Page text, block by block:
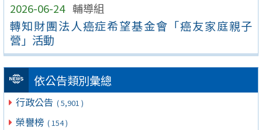
2026-06-24 輔導組
轉知財團法人癌症希望基金會「癌友家庭親子
營」活動
依公告類別彙總
行政公告 ( 5,901 )
榮譽榜 ( 154 )